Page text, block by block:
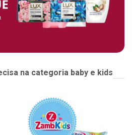
na categoria baby e kids